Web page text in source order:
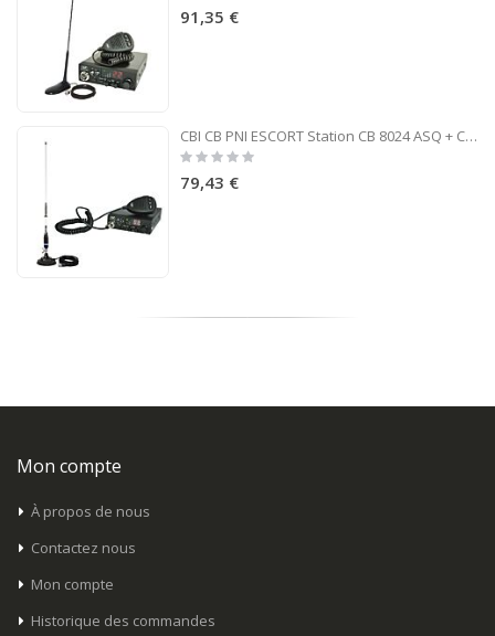
91,35 €
CBI CB PNI ESCORT Station CB 8024 ASQ + CB PNI S75 antenne avec aimant
Rating:
0%
79,43 €
Mon compte
À propos de nous
Contactez nous
Mon compte
Historique des commandes